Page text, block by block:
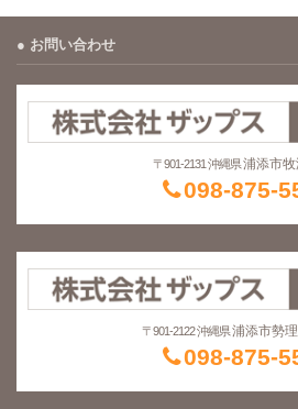
お問い合わせ
〒901-2131 沖縄県 浦添市
098-875-
〒901-2122 沖縄県浦添市勢
098-875-